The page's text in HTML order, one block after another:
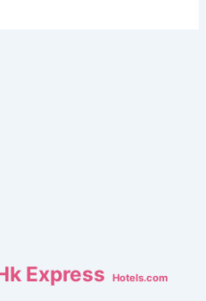
Express Hotels.com